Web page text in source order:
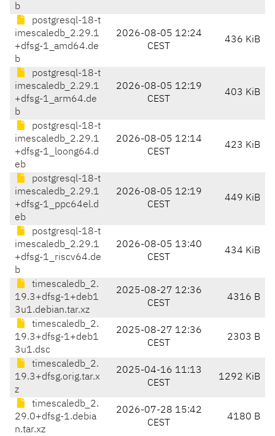
b
postgresql-18-t
imescaledb_2.29.1
+dfsg-1_amd64.de
b
2026-08-05 12:24
CEST
436 KiB
postgresql-18-t
imescaledb_2.29.1
+dfsg-1_arm64.de
b
2026-08-05 12:19
CEST
403 KiB
postgresql-18-t
imescaledb_2.29.1
+dfsg-1_loong64.d
eb
2026-08-05 12:14
CEST
423 KiB
postgresql-18-t
imescaledb_2.29.1
+dfsg-1_ppc64el.d
eb
2026-08-05 12:19
CEST
449 KiB
postgresql-18-t
imescaledb_2.29.1
+dfsg-1_riscv64.de
b
2026-08-05 13:40
CEST
434 KiB
timescaledb_2.
19.3+dfsg-1+deb1
3u1.debian.tar.xz
2025-08-27 12:36
CEST
4316 B
timescaledb_2.
19.3+dfsg-1+deb1
3u1.dsc
2025-08-27 12:36
CEST
2303 B
timescaledb_2.
19.3+dfsg.orig.tar.x
z
2025-04-16 11:13
CEST
1292 KiB
timescaledb_2.
29.0+dfsg-1.debia
n.tar.xz
2026-07-28 15:42
CEST
4180 B